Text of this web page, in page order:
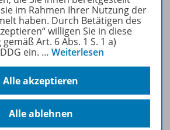
Mehr zur Zeitschrift
im Rahmen Ihrer Nutzung der
haben. Durch Betätigen des
willigen Sie in diese
Art. 6 Abs. 1 S. 1 a)
ein. … Weiterlesen
Alle akzeptieren
Alle ablehnen